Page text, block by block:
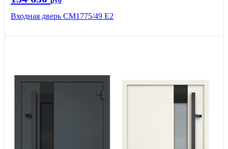
Входная дверь СМ1775/49 Е2